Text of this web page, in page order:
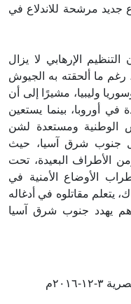
جديد مرشحة للاندلاع في
الإرهابي لا يزال
ما ألحقته به الجيوش
وليبيا، مشيرًا إلى أن
أوروبا، بينما يستعين
الوطنية ومستعدة لشن
جنوب شرق آسيا، حيث
الأطراف البعيدة، تحت
الأوضاع الأمنية في
مقاتلوه في أدغاله
يهدد جنوب شرق آسيا
٢٠١٦م